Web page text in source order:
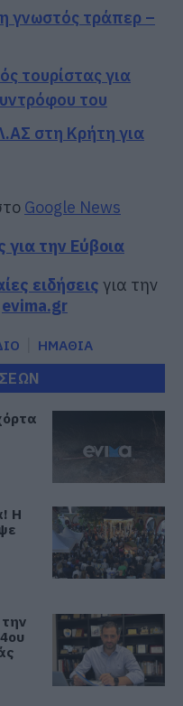
γνωστός τράπερ –
τουρίστας για
του
στη Κρήτη για
Google News
για την Εύβοια
ειδήσεις για την
evima.gr
ΗΜΑΘΙΑ
Η